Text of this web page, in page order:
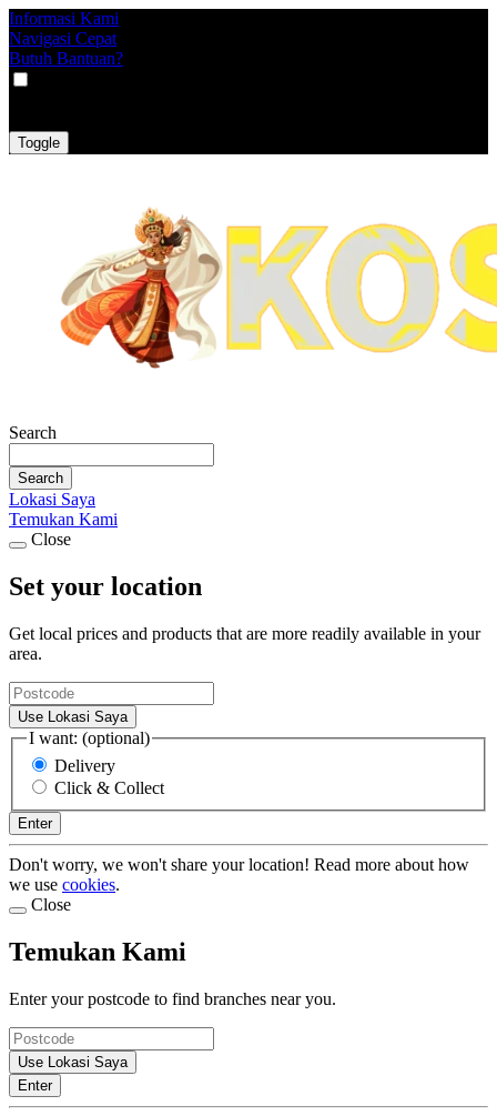
Informasi Kami
Navigasi Cepat
Butuh Bantuan?
Toggle
Search
Search
Lokasi Saya
Temukan Kami
Close
Set your location
Get local prices and products that are more readily available in your
area.
Use Lokasi Saya
I want: (optional)
Delivery
Click & Collect
Enter
Don't worry, we won't share your location! Read more about how
we use cookies.
Close
Temukan Kami
Enter your postcode to find branches near you.
Use Lokasi Saya
Enter